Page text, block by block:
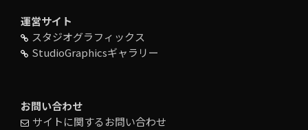
運営サイト
スタジオグラフィックス
StudioGraphicsギャラリー
お問い合わせ
サイトに関するお問い合わせ